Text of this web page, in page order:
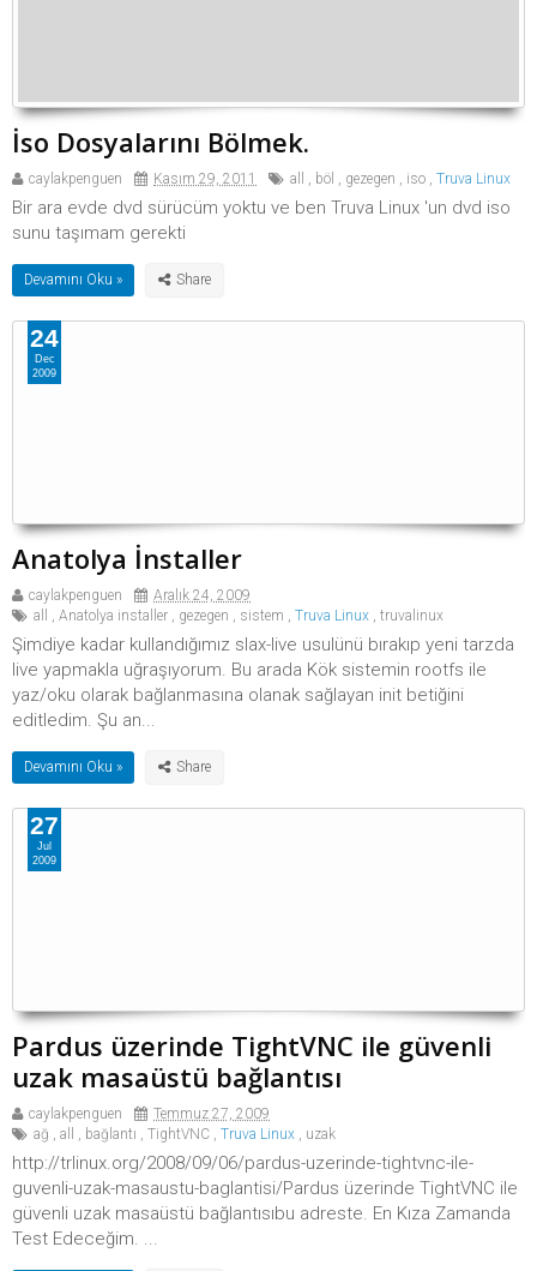
İso Dosyalarını Bölmek.
caylakpenguen Kasım 29, 2011 all , böl , gezegen , iso , Truva Linux
Bir ara evde dvd sürücüm yoktu ve ben Truva Linux 'un dvd iso
sunu taşımam gerekti
Devamını Oku »
Anatolya İnstaller
caylakpenguen
Aralık 24, 2009
all
, Anatolya installer , gezegen , sistem , Truva Linux , truvalinux
Şimdiye kadar kullandığımız slax-live usulünü bırakıp yeni tarzda
live yapmakla uğraşıyorum. Bu arada Kök sistemin rootfs ile
yaz/oku olarak bağlanmasına olanak sağlayan init betiğini
editledim. Şu an...
Devamını Oku »
24
Dec
2009
Pardus üzerinde TightVNC ile güvenli
uzak masaüstü bağlantısı
caylakpenguen
Temmuz 27, 2009
ağ , all , bağlantı , TightVNC , Truva Linux , uzak
http://trlinux.org/2008/09/06/pardus-uzerinde-tightvnc-ile-
guvenli-uzak-masaustu-baglantisi/Pardus üzerinde TightVNC ile
güvenli uzak masaüstü bağlantısıbu adreste. En Kıza Zamanda
Test Edeceğim. ...
27
Jul
2009